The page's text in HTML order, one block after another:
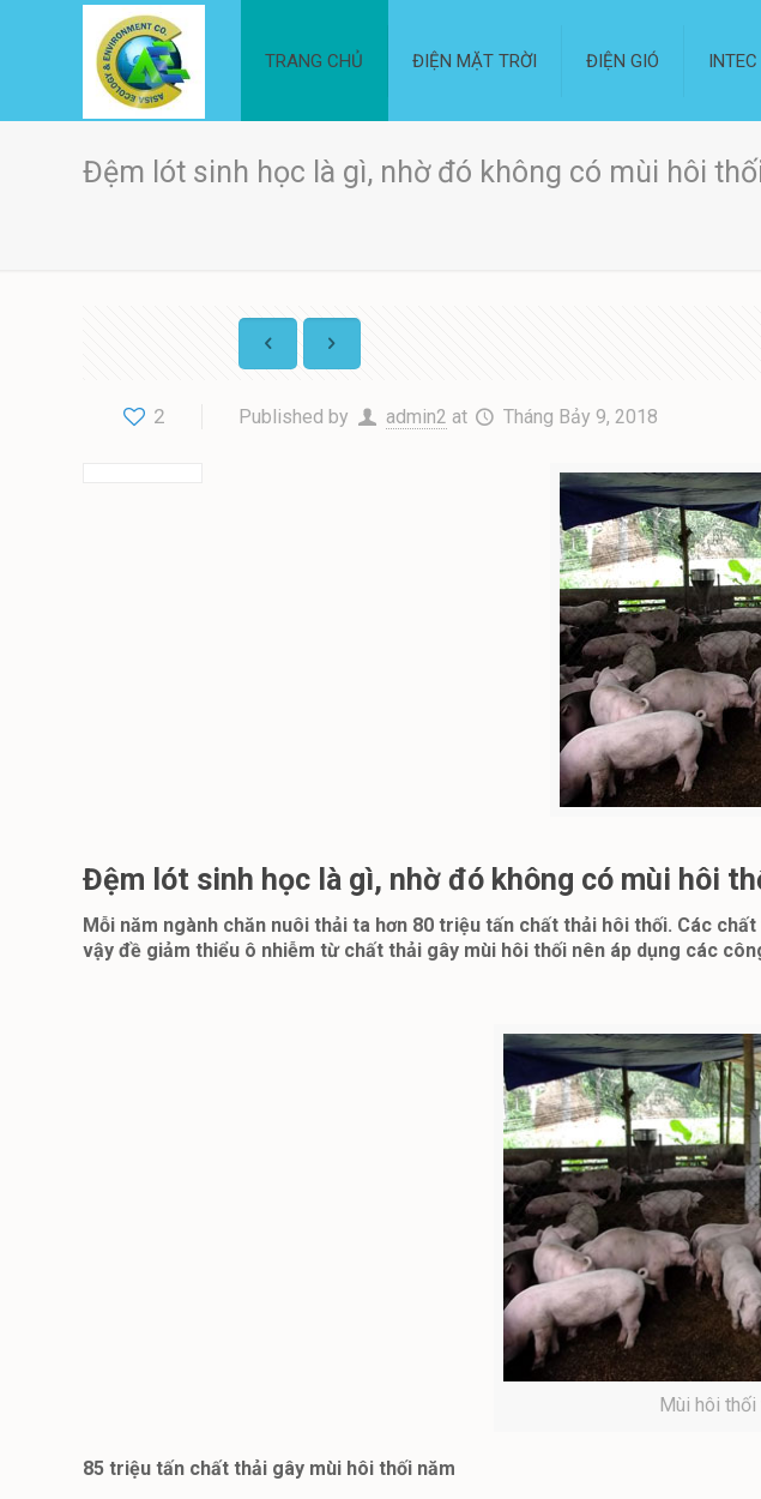
TRANG CHỦ ĐIỆN MẶT TRỜI ĐIỆN GIÓ
Đệm lót sinh học là gì, nhờ đó không có mùi hôi
2 Published by admin2 at Tháng Bảy 9, 2018
Đệm lót sinh học là gì, nhờ đó không có mùi hôi
Mỗi năm ngành chăn nuôi thải ta hơn 80 triệu tấn chất thải hôi thối. Các
vậy đề giảm thiểu ô nhiễm từ chất thải gây mùi hôi thối nên áp dụng các
Mùi hôi
85 triệu tấn chất thải gây mùi hôi thối năm